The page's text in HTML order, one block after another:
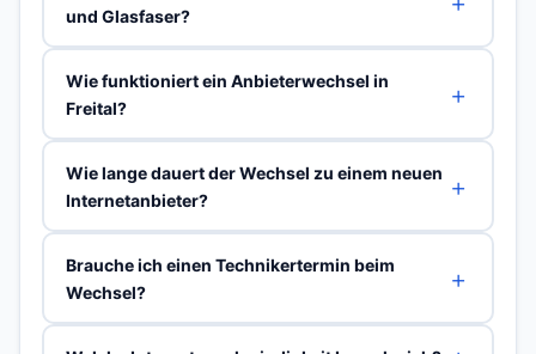
und Glasfaser?
Wie funktioniert ein Anbieterwechsel in
Freital?
Wie lange dauert der Wechsel zu einem neuen
Internetanbieter?
Brauche ich einen Technikertermin beim
Wechsel?